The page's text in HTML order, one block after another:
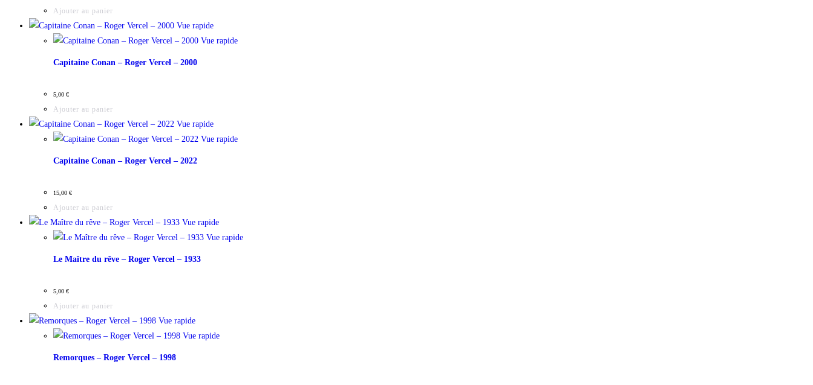
Ajouter au panier
Vue rapide
Vue rapide
Capitaine Conan – Roger Vercel – 2000
5,00 €
Ajouter au panier
Vue rapide
Vue rapide
Capitaine Conan – Roger Vercel – 2022
15,00 €
Ajouter au panier
Vue rapide
Vue rapide
Le Maître du rêve – Roger Vercel – 1933
5,00 €
Ajouter au panier
Vue rapide
Vue rapide
Remorques – Roger Vercel – 1998